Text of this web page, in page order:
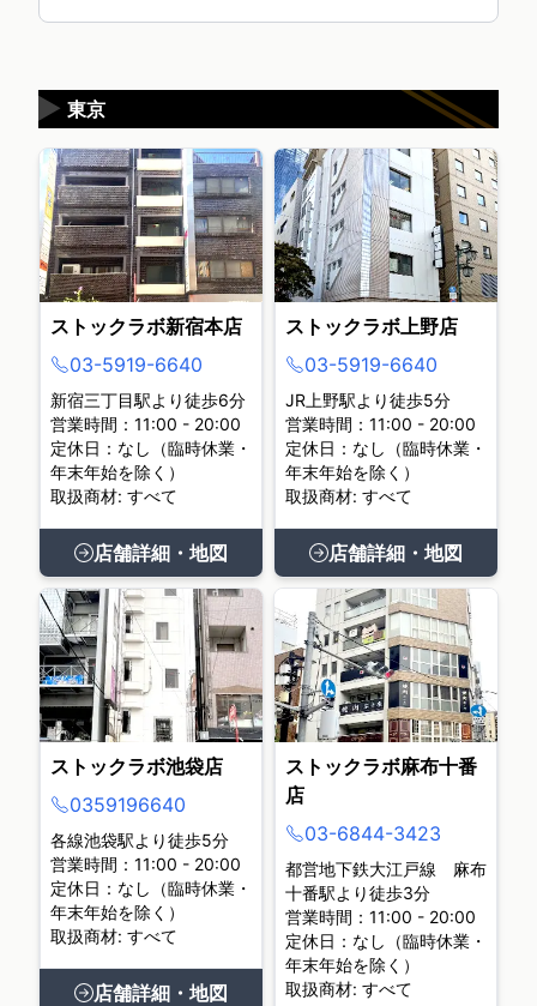
東京
▶
ストックラボ新宿本店
03-5919-6640
新宿三丁目駅より徒歩6分
営業時間：11:00 - 20:00
定休日：なし（臨時休業・
年末年始を除く）
取扱商材: すべて
店舗詳細・地図
ストックラボ上野店
03-5919-6640
JR上野駅より徒歩5分
営業時間：11:00 - 20:00
定休日：なし（臨時休業・
年末年始を除く）
取扱商材: すべて
店舗詳細・地図
ストックラボ池袋店
0359196640
各線池袋駅より徒歩5分
営業時間：11:00 - 20:00
定休日：なし（臨時休業・
年末年始を除く）
取扱商材: すべて
店舗詳細・地図
ストックラボ麻布十番
店
03-6844-3423
都営地下鉄大江戸線 麻布
十番駅より徒歩3分
営業時間：11:00 - 20:00
定休日：なし（臨時休業・
年末年始を除く）
取扱商材: すべて